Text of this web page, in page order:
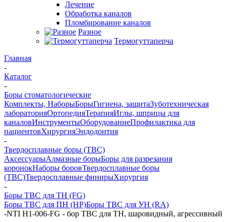
Лечение
Обработка каналов
Пломбирование каналов
Разное
Термогуттаперча
Главная
-
Каталог
-
Боры стоматологические
Комплекты, НаборыБорыГигиена, защитаЗуботехническая
лабораторияОртопедияТерапияИглы, шприцы для
каналовИнструментыОборудованиеПрофилактика для
пациентовХирургияЭндодонтия
-
Твердосплавные боры (ТВС)
АксессуарыАлмазные борыБоры для разрезания
коронокНаборы боровТвердосплавные боры
(ТВС)Твердосплавные финирыХирургия
-
Боры ТВС для ТН (FG)
Боры ТВС для ПН (HP)Боры ТВС для УН (RA)
-NTI H1-006-FG - бор ТВС для ТН, шаровидный, агрессивный